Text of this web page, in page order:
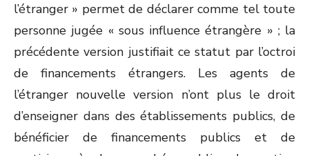
l’étranger » permet de déclarer comme tel toute
personne jugée « sous influence étrangère » ; la
précédente version justifiait ce statut par l’octroi
de financements étrangers. Les agents de
l’étranger nouvelle version n’ont plus le droit
d’enseigner dans des établissements publics, de
bénéficier de financements publics et de